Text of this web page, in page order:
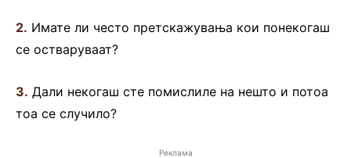
2. Имате ли често претскажувања кои понекогаш
се остваруваат?
3. Дали некогаш сте помислиле на нешто и потоа
тоа се случило?
Реклама